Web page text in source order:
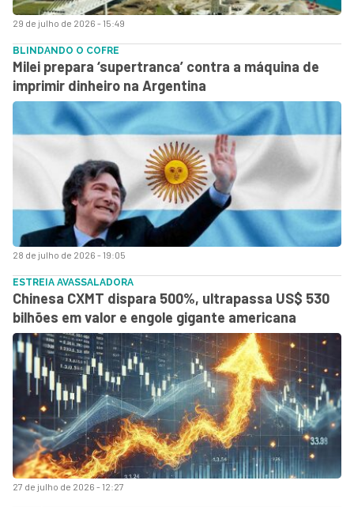
29 de julho de 2026 - 15:49
28 de julho de 2026 - 19:05
BLINDANDO O COFRE
Milei prepara ‘supertranca’ contra a máquina de
imprimir dinheiro na Argentina
27 de julho de 2026 - 12:27
ESTREIA AVASSALADORA
Chinesa CXMT dispara 500%, ultrapassa US$ 530
bilhões em valor e engole gigante americana